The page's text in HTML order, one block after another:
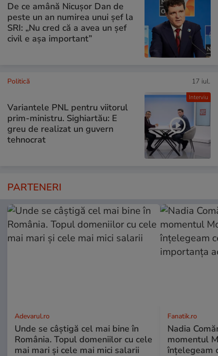
De ce amână Nicușor Dan de
peste un an numirea unui șef la
SRI: „Nu cred că a avea un şef
civil e așa important”
Interviu
Politică 17 iul.
Variantele PNL pentru viitorul
prim-ministru. Sighiartău: E
greu de realizat un guvern
tehnocrat
PARTENERI
Adevarul.ro
Unde se câștigă cel mai bine în
România. Topul domeniilor cu cele
mai mari și cele mai mici salarii
Fanatik.ro
Nadia
momentul
înțelegeam